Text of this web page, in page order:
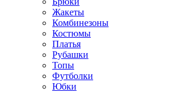
Жакеты
Комбинезоны
Костюмы
Платья
Рубашки
Топы
Футболки
Юбки